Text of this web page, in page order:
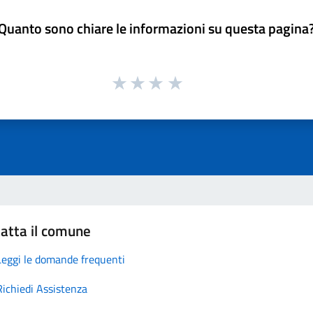
sono chiare le informazioni su questa
il comune
le domande frequenti
Assistenza